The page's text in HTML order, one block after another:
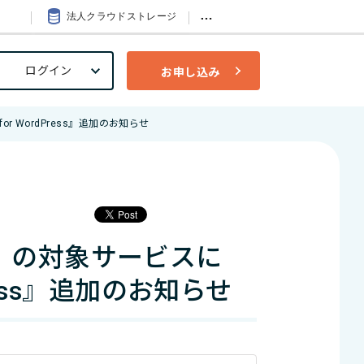
法人クラウドストレージ …
ログイン お申し込み
WordPress』追加のお知らせ
対象サービスに
』追加のお知らせ